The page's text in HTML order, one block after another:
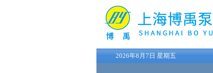
2026年8月7日 星期五